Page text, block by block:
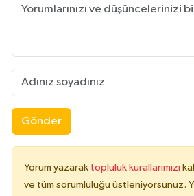
Gönder
Yorum yazarak topluluk kurallarımızı
ve tüm sorumluluğu üstleniyorsunuz.